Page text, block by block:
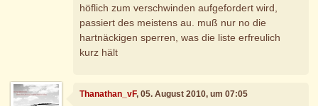
höflich zum verschwinden aufgefordert wird,
passiert des meistens au. muß nur no die
hartnäckigen sperren, was die liste erfreulich
kurz hält
Thanathan_vF, 05. August 2010, um 07:05